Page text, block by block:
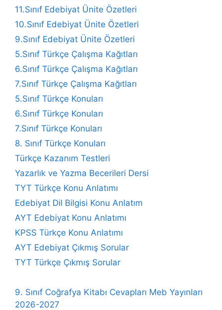
11.Sınıf Edebiyat Ünite Özetleri
10.Sınıf Edebiyat Ünite Özetleri
9.Sınıf Edebiyat Ünite Özetleri
5.Sınıf Türkçe Çalışma Kağıtları
6.Sınıf Türkçe Çalışma Kağıtları
7.Sınıf Türkçe Çalışma Kağıtları
5.Sınıf Türkçe Konuları
6.Sınıf Türkçe Konuları
7.Sınıf Türkçe Konuları
8. Sınıf Türkçe Konuları
Türkçe Kazanım Testleri
Yazarlık ve Yazma Becerileri Dersi
TYT Türkçe Konu Anlatımı
Edebiyat Dil Bilgisi Konu Anlatım
AYT Edebiyat Konu Anlatımı
KPSS Türkçe Konu Anlatımı
AYT Edebiyat Çıkmış Sorular
TYT Türkçe Çıkmış Sorular
9. Sınıf Coğrafya Kitabı Cevapları Meb Yayınları
2026-2027